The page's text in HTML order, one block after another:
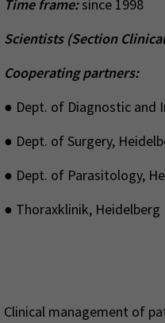
Time frame:since 1998
Scientists (Section
Cooperating partners:
● Dept. of Diagnostic and
● Dept. of Surgery,
● Dept. of Parasitology,
● Thoraxklinik,
Clinical management of